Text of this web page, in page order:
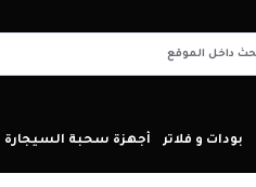
بودات و فلاتر أجهزة سحبة السيجارة